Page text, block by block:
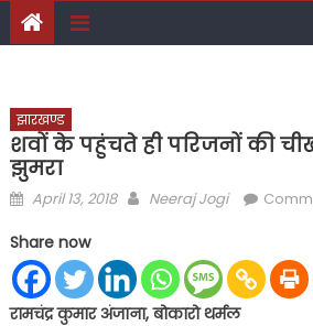
झारखण्ड
शवों के पहुंचते ही परिजनों की
झुमरा
Posted
April 13, 2018 Author
Neeraj Jogi
Share now
रामचंद्र कुमार अंजाना, बोकारो थर्मल